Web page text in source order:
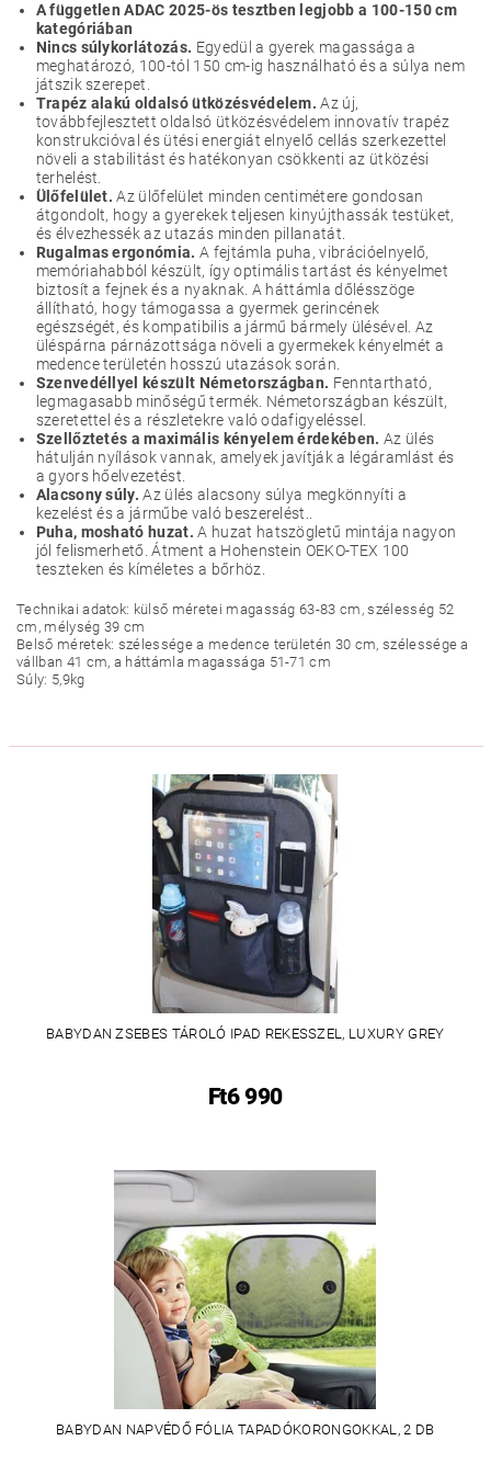
A független ADAC 2025-ös tesztben legjobb a 100-150 cm
kategóriában
Nincs súlykorlátozás. Egyedül a gyerek magassága a
meghatározó, 100-tól 150 cm-ig használható és a súlya nem
játszik szerepet.
Trapéz alakú oldalsó ütközésvédelem. Az új,
továbbfejlesztett oldalsó ütközésvédelem innovatív trapéz
konstrukcióval és ütési energiát elnyelő cellás szerkezettel
növeli a stabilitást és hatékonyan csökkenti az ütközési
terhelést.
Ülőfelület. Az ülőfelület minden centimétere gondosan
átgondolt, hogy a gyerekek teljesen kinyújthassák testüket,
és élvezhessék az utazás minden pillanatát.
Rugalmas ergonómia. A fejtámla puha, vibrációelnyelő,
memóriahabból készült, így optimális tartást és kényelmet
biztosít a fejnek és a nyaknak. A háttámla dőlésszöge
állítható, hogy támogassa a gyermek gerincének
egészségét, és kompatibilis a jármű bármely ülésével. Az
üléspárna párnázottsága növeli a gyermekek kényelmét a
medence területén hosszú utazások során.
Szenvedéllyel készült Németországban. Fenntartható,
legmagasabb minőségű termék. Németországban készült,
szeretettel és a részletekre való odafigyeléssel.
Szellőztetés a maximális kényelem érdekében. Az ülés
hátulján nyílások vannak, amelyek javítják a légáramlást és
a gyors hőelvezetést.
Alacsony súly. Az ülés alacsony súlya megkönnyíti a
kezelést és a járműbe való beszerelést..
Puha, mosható huzat. A huzat hatszögletű mintája nagyon
jól felismerhető. Átment a Hohenstein OEKO-TEX 100
teszteken és kíméletes a bőrhöz.
Technikai adatok: külső méretei magasság 63-83 cm, szélesség 52
cm, mélység 39 cm
Belső méretek: szélessége a medence területén 30 cm, szélessége a
vállban 41 cm, a háttámla magassága 51-71 cm
Súly: 5,9kg
BABYDAN ZSEBES TÁROLÓ IPAD REKESSZEL, LUXURY GREY
Ft6 990
BABYDAN NAPVÉDŐ FÓLIA TAPADÓKORONGOKKAL, 2 DB